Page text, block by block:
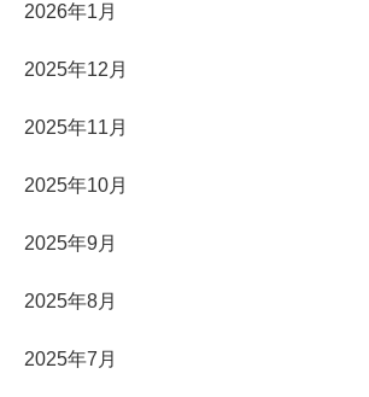
2026年1月
2025年12月
2025年11月
2025年10月
2025年9月
2025年8月
2025年7月